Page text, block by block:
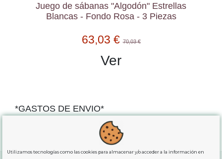
Juego de sábanas "Algodón" Estrellas
Blancas - Fondo Rosa - 3 Piezas
63,03 €70,03 €
Ver
*GASTOS DE ENVIO*
para comprassuperiores a 80€
Utilizamos tecnologías como las cookies para almacenar y/o acceder a la información en